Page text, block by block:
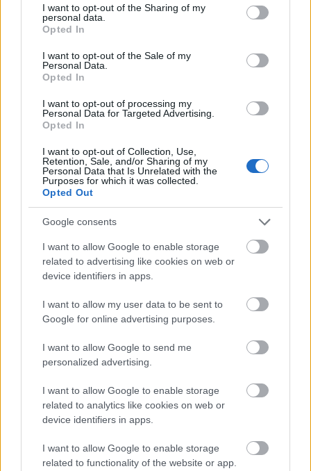
not limited to your visit or usage behaviour. You may click to
grant or deny consent to Google and its third-party tags to
use your data for below specified purposes in below Google
consent section.
I want to opt-out of the Sharing of my
personal data.
Opted In
I want to opt-out of the Sale of my
Personal Data.
Opted In
I want to opt-out of processing my
Personal Data for Targeted Advertising.
Opted In
I want to opt-out of Collection, Use,
Retention, Sale, and/or Sharing of my
Personal Data that Is Unrelated with the
Purposes for which it was collected.
Opted Out
Google consents
I want to allow Google to enable storage
related to advertising like cookies on web or
device identifiers in apps.
I want to allow my user data to be sent to
Google for online advertising purposes.
I want to allow Google to send me
personalized advertising.
I want to allow Google to enable storage
related to analytics like cookies on web or
device identifiers in apps.
I want to allow Google to enable storage
related to functionality of the website or app.
Fotó: André Kertész: Berges de la Seine, 1928.